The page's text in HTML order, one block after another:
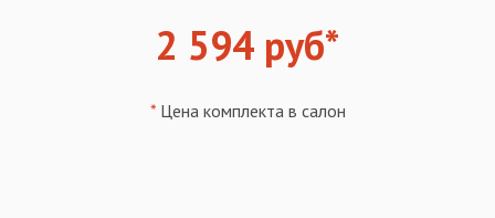
2 594 руб*
*Цена комплекта в салон